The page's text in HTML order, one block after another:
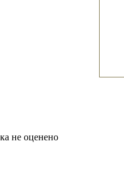
не оценено